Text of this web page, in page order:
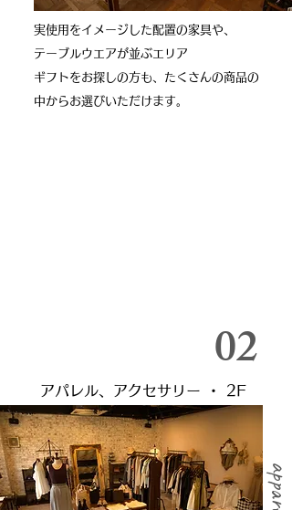
​実使用をイメージした配置の家具や、
テーブルウエアが並ぶエリア
​ギフトをお探しの方も、たくさんの商品の
中からお選びいただけます。
​02
アパレル、アクセサリー ・ 2F
​apparel